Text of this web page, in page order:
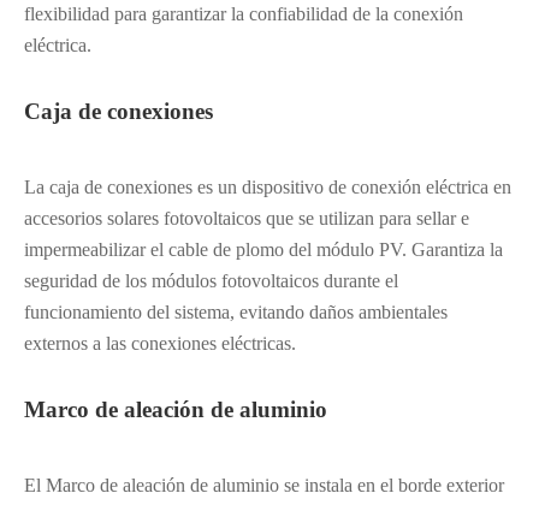
flexibilidad para garantizar la confiabilidad de la conexión
eléctrica.
Caja de conexiones
La caja de conexiones es un dispositivo de conexión eléctrica en
accesorios solares fotovoltaicos que se utilizan para sellar e
impermeabilizar el cable de plomo del módulo PV. Garantiza la
seguridad de los módulos fotovoltaicos durante el
funcionamiento del sistema, evitando daños ambientales
externos a las conexiones eléctricas.
Marco de aleación de aluminio
El Marco de aleación de aluminio se instala en el borde exterior